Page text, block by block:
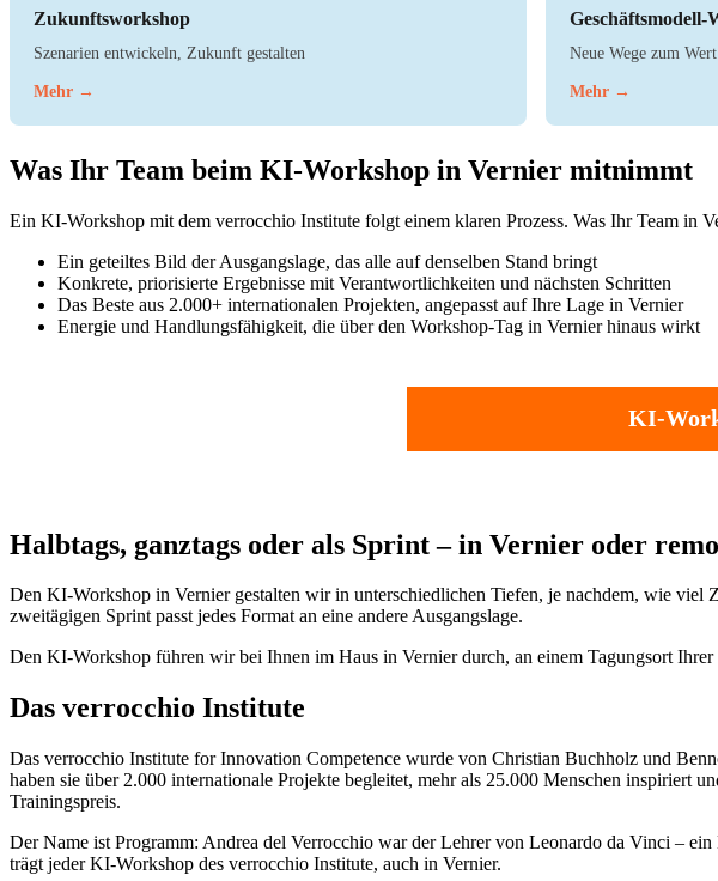
Zukunftsworkshop
Szenarien entwickeln, Zukunft gestalten
Mehr →
Geschäftsmodell-
Neue Wege zum
Mehr →
Was Ihr Team beim KI-Workshop in Vernier mitnimmt
Ein KI-Workshop mit dem verrocchio Institute folgt einem klaren Prozess. Was Ihr Team in
Ein geteiltes Bild der Ausgangslage, das alle auf denselben Stand bringt
Konkrete, priorisierte Ergebnisse mit Verantwortlichkeiten und nächsten Schritten
Das Beste aus 2.000+ internationalen Projekten, angepasst auf Ihre Lage in Vernier
Energie und Handlungsfähigkeit, die über den Workshop-Tag in Vernier hinaus wirkt
KI-
Halbtags, ganztags oder als Sprint – in Vernier oder
Den KI-Workshop in Vernier gestalten wir in unterschiedlichen Tiefen, je nachdem, wie
zweitägigen Sprint passt jedes Format an eine andere Ausgangslage.
Den KI-Workshop führen wir bei Ihnen im Haus in Vernier durch, an einem Tagungsort
Das verrocchio Institute
Das verrocchio Institute for Innovation Competence wurde von Christian Buchholz und
haben sie über 2.000 internationale Projekte begleitet, mehr als 25.000 Menschen inspiriert
Trainingspreis.
Der Name ist Programm: Andrea del Verrocchio war der Lehrer von Leonardo da Vinci –
trägt jeder KI-Workshop des verrocchio Institute, auch in Vernier.